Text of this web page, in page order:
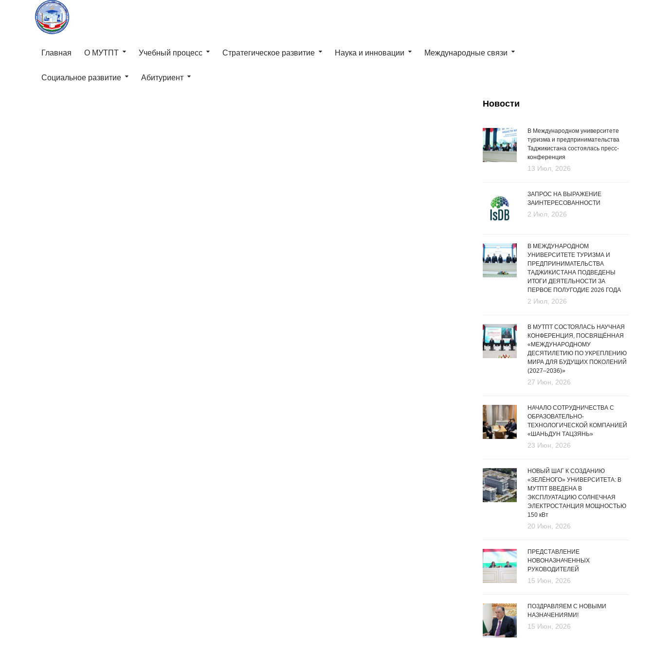
Главная О МУТПТ Учебный процесс Стратегическое развитие Наука и инновации Международные связи
Социальное развитие Абитуриент
Новости
В Международном университете
туризма и предпринимательства
Таджикистана состоялась пресс-
конференция
13 Июл, 2026
ЗАПРОС НА ВЫРАЖЕНИЕ
ЗАИНТЕРЕСОВАННОСТИ
2 Июл, 2026
В МЕЖДУНАРОДНОМ
УНИВЕРСИТЕТЕ ТУРИЗМА И
ПРЕДПРИНИМАТЕЛЬСТВА
ТАДЖИКИСТАНА ПОДВЕДЕНЫ
ИТОГИ ДЕЯТЕЛЬНОСТИ ЗА
ПЕРВОЕ ПОЛУГОДИЕ 2026 ГОДА
2 Июл, 2026
В МУТПТ СОСТОЯЛАСЬ НАУЧНАЯ
КОНФЕРЕНЦИЯ, ПОСВЯЩЁННАЯ
«МЕЖДУНАРОДНОМУ
ДЕСЯТИЛЕТИЮ ПО УКРЕПЛЕНИЮ
МИРА ДЛЯ БУДУЩИХ ПОКОЛЕНИЙ
(2027–2036)»
27 Июн, 2026
НАЧАЛО СОТРУДНИЧЕСТВА С
ОБРАЗОВАТЕЛЬНО-
ТЕХНОЛОГИЧЕСКОЙ КОМПАНИЕЙ
«ШАНЬДУН ТАЦЗЯНЬ»
23 Июн, 2026
НОВЫЙ ШАГ К СОЗДАНИЮ
«ЗЕЛЁНОГО» УНИВЕРСИТЕТА: В
МУТПТ ВВЕДЕНА В
ЭКСПЛУАТАЦИЮ СОЛНЕЧНАЯ
ЭЛЕКТРОСТАНЦИЯ МОЩНОСТЬЮ
150 кВт
20 Июн, 2026
ПРЕДСТАВЛЕНИЕ
НОВОНАЗНАЧЕННЫХ
РУКОВОДИТЕЛЕЙ
15 Июн, 2026
ПОЗДРАВЛЯЕМ С НОВЫМИ
НАЗНАЧЕНИЯМИ!
15 Июн, 2026